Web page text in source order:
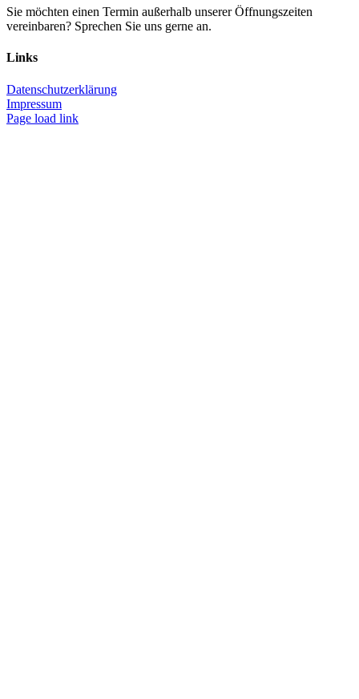
Sie möchten einen Termin außerhalb unserer Öffnungszeiten
vereinbaren? Sprechen Sie uns gerne an.
Links
Datenschutzerklärung
Impressum
Page load link